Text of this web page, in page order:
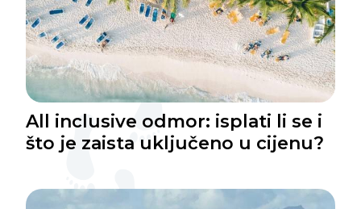
All inclusive odmor: isplati li se i
što je zaista uključeno u cijenu?